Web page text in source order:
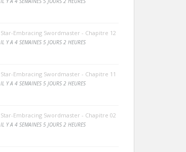
Star-Embracing Swordmaster - Chapitre 12
IL Y A 4 SEMAINES 5 JOURS 2 HEURES
Star-Embracing Swordmaster - Chapitre 11
IL Y A 4 SEMAINES 5 JOURS 2 HEURES
Star-Embracing Swordmaster - Chapitre 02
IL Y A 4 SEMAINES 5 JOURS 2 HEURES